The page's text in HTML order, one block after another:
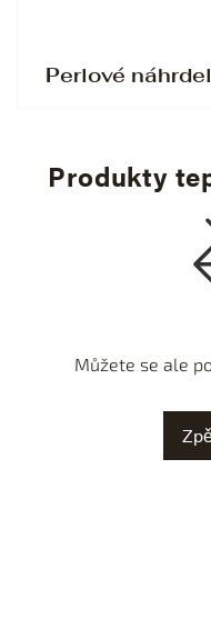
Perlové
Produkty
Můžete se ale